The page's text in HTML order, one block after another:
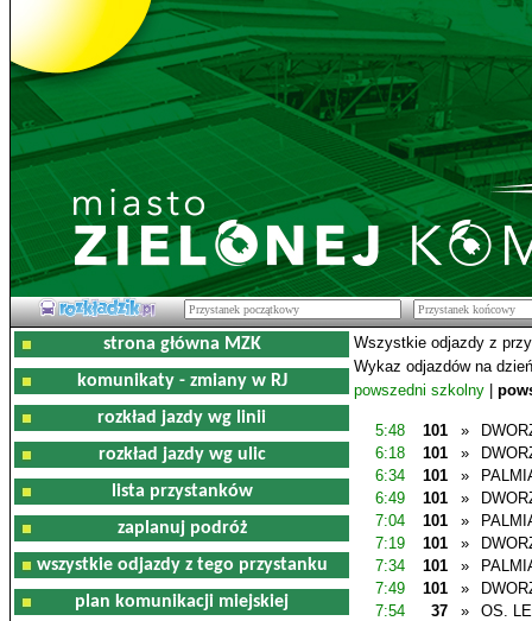
strona główna MZK
komunikaty - zmiany w RJ
rozkład jazdy wg linii
rozkład jazdy wg ulic
lista przystanków
zaplanuj podróż
wszystkie odjazdy z tego przystanku
plan komunikacji miejskiej
Wszystkie odjazdy z
Wykaz odjazdów na
powszedni szkolny
5:48 101 »
6:18
101 »
6:34
101 »
6:49
101 »
7:04
101 »
7:19
101 »
7:34
101 »
7:49
101 »
7:54
37 »
OS.